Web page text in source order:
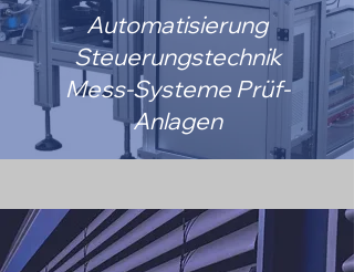
Automatisierung
Steuerungstechnik
Mess-Systeme Prüf-
Anlagen